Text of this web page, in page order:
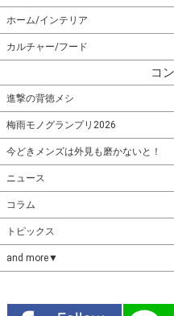
ホーム/インテリア
カルチャー/フード
コ
進撃の背徳メシ
梅雨モノグランプリ2026
今どきメンズは外見も磨かないと！
ニュース
コラム
トピックス
and more▼